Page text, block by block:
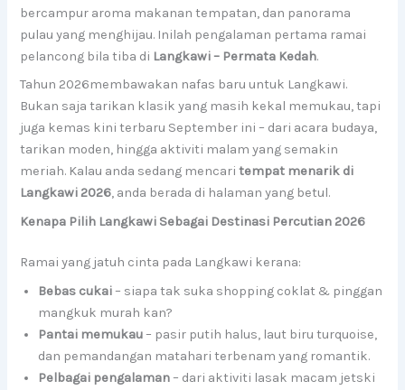
bercampur aroma makanan tempatan, dan panorama
pulau yang menghijau. Inilah pengalaman pertama ramai
pelancong bila tiba di Langkawi – Permata Kedah.
Tahun 2026membawakan nafas baru untuk Langkawi.
Bukan saja tarikan klasik yang masih kekal memukau, tapi
juga kemas kini terbaru September ini – dari acara budaya,
tarikan moden, hingga aktiviti malam yang semakin
meriah. Kalau anda sedang mencaritempat menarik di
Langkawi 2026, anda berada di halaman yang betul.
Kenapa Pilih Langkawi Sebagai Destinasi Percutian 2026
Ramai yang jatuh cinta pada Langkawi kerana:
Bebas cukai– siapa tak suka shopping coklat & pinggan
mangkuk murah kan?
Pantai memukau– pasir putih halus, laut biru turquoise,
dan pemandangan matahari terbenam yang romantik.
Pelbagai pengalaman– dari aktiviti lasak macam jetski